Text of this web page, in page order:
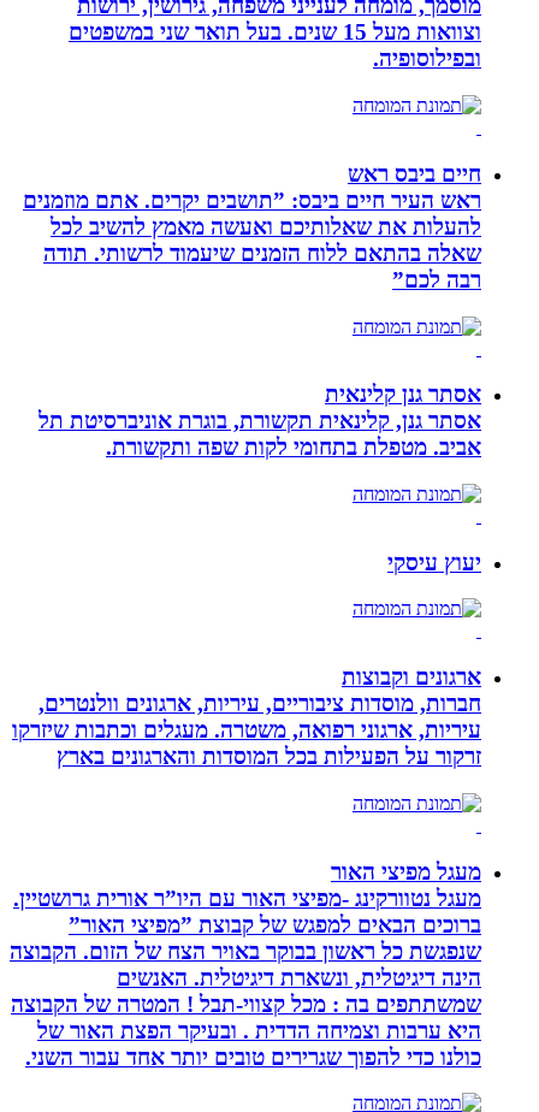
מוסמך, מומחה לענייני משפחה, גירושין, ירושות
וצוואות מעל 15 שנים. בעל תואר שני במשפטים
ובפילוסופיה.
חיים ביבס ראש
ראש העיר חיים ביבס: ”תושבים יקרים. אתם מוזמנים
להעלות את שאלותיכם ואעשה מאמץ להשיב לכל
שאלה בהתאם ללוח הזמנים שיעמוד לרשותי. תודה
רבה לכם”
אסתר גנן קלינאית
אסתר גנן, קלינאית תקשורת, בוגרת אוניברסיטת תל
אביב. מטפלת בתחומי לקות שפה ותקשורת.
יעוץ עיסקי
ארגונים וקבוצות
חברות, מוסדות ציבוריים, עיריות, ארגונים וולנטרים,
עיריות, ארגוני רפואה, משטרה. מעגלים וכתבות שיזרקו
זרקור על הפעילות בכל המוסדות והארגונים בארץ
מעגל מפיצי האור
מעגל נטוורקינג -מפיצי האור עם היו”ר אורית גרושטיין.
ברוכים הבאים למפגש של קבוצת ”מפיצי האור”
שנפגשת כל ראשון בבוקר באויר הצח של הזום. הקבוצה
הינה דיגיטלית, ונשארת דיגיטלית. האנשים
שמשתתפים בה : מכל קצווי-תבל ! המטרה של הקבוצה
היא ערבות וצמיחה הדדית . ובעיקר הפצת האור של
כולנו כדי להפוך שגרירים טובים יותר אחד עבור השני.